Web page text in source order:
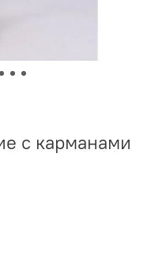
с карманами